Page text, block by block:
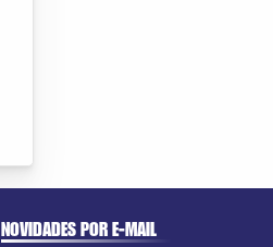
NOVIDADES POR E-MAIL